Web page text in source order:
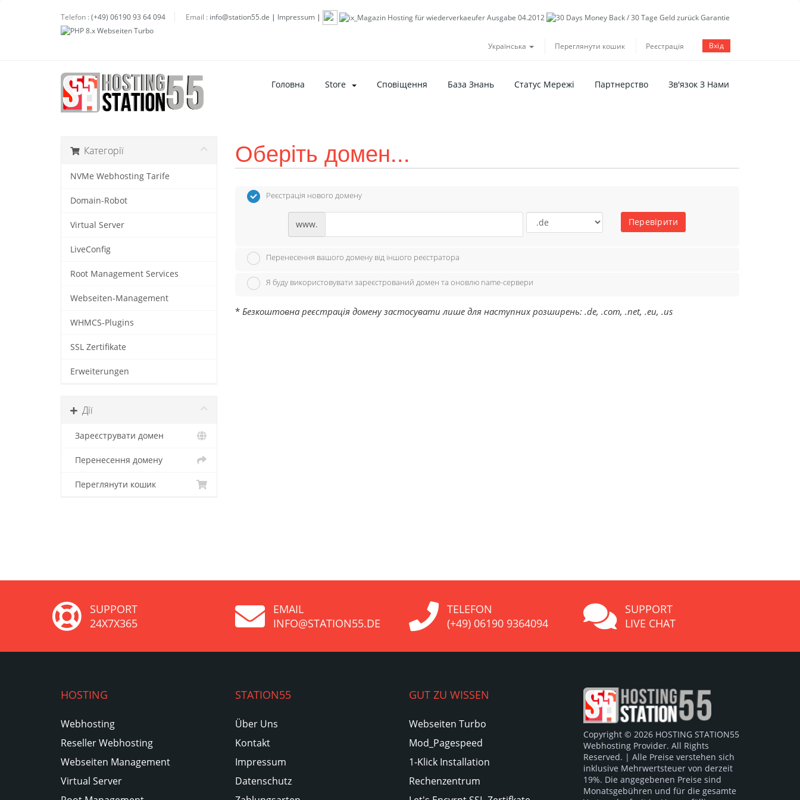
Telefon : (+49) 06190 93 64 094 Email : info@station55.de | Impressum |
Українська Переглянути кошик Реєстрація Вхід
Головна Store Сповіщення База Знань Статус Мережі Партнерство Зв'язок З Нами
Категорії
NVMe Webhosting Tarife
Domain-Robot
Virtual Server
LiveConfig
Root Management Services
Webseiten-Management
WHMCS-Plugins
SSL Zertifikate
Erweiterungen
Дії
Зареєструвати домен
Перенесення домену
Переглянути кошик
Оберіть домен...
Реєстрація нового домену
www. Перевірити
Перенесення вашого домену від іншого реєстратора
Я буду використовувати зареєстрований домен та оновлю name-сервери
* Безкоштовна реєстрація домену застосувати лише для наступних розширень: .de, .com, .net, .eu, .us
SUPPORT
24X7X365
EMAIL
INFO@STATION55.DE
TELEFON
(+49) 06190 9364094
SUPPORT
LIVE CHAT
HOSTING
Webhosting
Reseller Webhosting
Webseiten Management
Virtual Server
STATION55
Über Uns
Kontakt
Impressum
Datenschutz
GUT ZU WISSEN
Webseiten Turbo
Mod_Pagespeed
1-Klick Installation
Rechenzentrum
Copyright © 2026 HOSTING STATION55
Webhosting Provider. All Rights
Reserved. | Alle Preise verstehen sich
inklusive Mehrwertsteuer von derzeit
19%. Die angegebenen Preise sind
Monatsgebühren und für die gesamte